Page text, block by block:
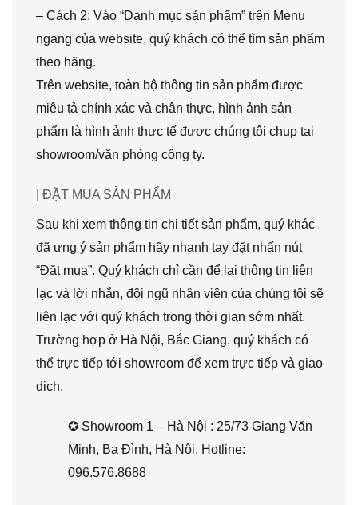
– Cách 2: Vào “Danh mục sản phẩm” trên Menu
ngang của website, quý khách có thể tìm sản phẩm
theo hãng.
Trên website, toàn bộ thông tin sản phẩm được
miêu tả chính xác và chân thực, hình ảnh sản
phẩm là hình ảnh thực tế được chúng tôi chụp tại
showroom/văn phòng công ty.
| ĐẶT MUA SẢN PHẨM
Sau khi xem thông tin chi tiết sản phẩm, quý khác
đã ưng ý sản phẩm hãy nhanh tay đặt nhấn nút
“Đặt mua”. Quý khách chỉ cần để lại thông tin liên
lạc và lời nhắn, đội ngũ nhân viên của chúng tôi sẽ
liên lạc với quý khách trong thời gian sớm nhất.
Trường hợp ở Hà Nội, Bắc Giang, quý khách có
thể trực tiếp tới showroom để xem trực tiếp và giao
dịch.
✪ Showroom 1 – Hà Nội : 25/73 Giang Văn
Minh, Ba Đình, Hà Nội. Hotline:
096.576.8688